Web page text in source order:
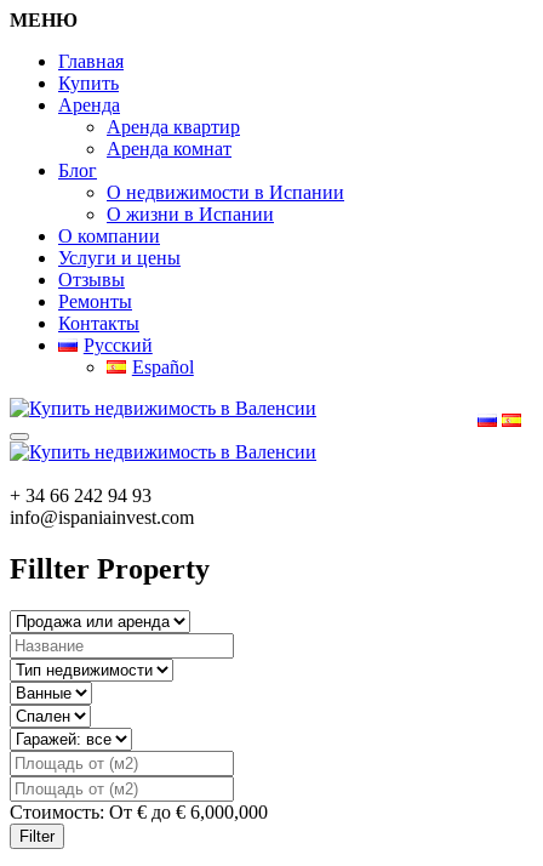
МЕНЮ
Главная
Купить
Аренда
Аренда квартир
Аренда комнат
Блог
О недвижимости в Испании
О жизни в Испании
О компании
Услуги и цены
Отзывы
Ремонты
Контакты
Русский
Español
+ 34 66 242 94 93
info@ispaniainvest.com
Fillter Property
Стоимость: От € до € 6,000,000
Filter